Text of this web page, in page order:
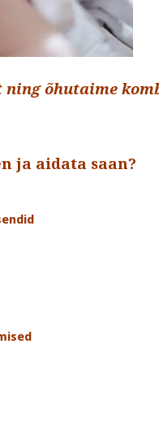
õhutaime
(K.
ja aidata saan?